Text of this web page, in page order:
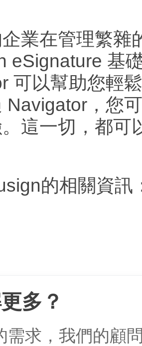
業在管理繁雜
eSignature 基
可以幫助您輕
Navigator，您
這一切，都可
的相關資訊
多？
需求，我們的顧